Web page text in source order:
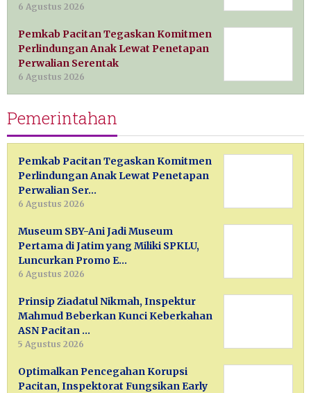
6 Agustus 2026
Pemkab Pacitan Tegaskan Komitmen
Perlindungan Anak Lewat Penetapan
Perwalian Serentak
6 Agustus 2026
Pemerintahan
Pemkab Pacitan Tegaskan Komitmen
Perlindungan Anak Lewat Penetapan
Perwalian Ser…
6 Agustus 2026
Museum SBY-Ani Jadi Museum
Pertama di Jatim yang Miliki SPKLU,
Luncurkan Promo E…
6 Agustus 2026
Prinsip Ziadatul Nikmah, Inspektur
Mahmud Beberkan Kunci Keberkahan
ASN Pacitan …
5 Agustus 2026
Optimalkan Pencegahan Korupsi
Pacitan, Inspektorat Fungsikan Early